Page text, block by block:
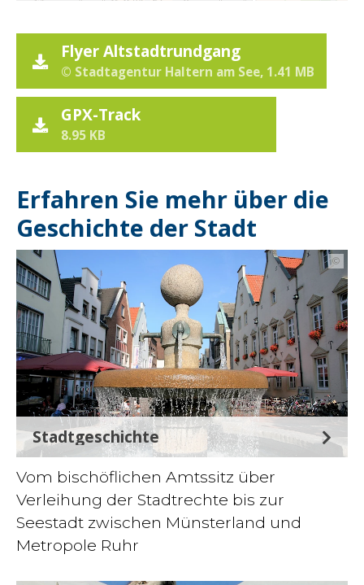
Flyer Altstadtrundgang
© Stadtagentur Haltern am See, 1.41 MB
GPX-Track
8.95 KB
Erfahren Sie mehr über die
Geschichte der Stadt
©
Stadtgeschichte
Vom bischöflichen Amtssitz über
Verleihung der Stadtrechte bis zur
Seestadt zwischen Münsterland und
Metropole Ruhr